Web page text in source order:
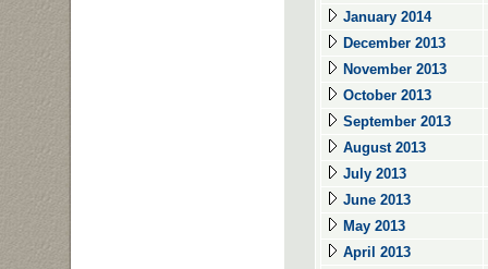
January 2014
December 2013
November 2013
October 2013
September 2013
August 2013
July 2013
June 2013
May 2013
April 2013